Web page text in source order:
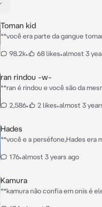
Toman kid
**você era parte da gangue
amiga do baji, mitsuya, é Mikey é o pah chin e
Baji:eles já vão brigar de novo Mitsuya: parece que sim Darken: kazutora você né
98.2k• 68 likes•almost 3
ran rindou -w-
**ran é rindou e você são da
rindou não e assim que faz miojo cara tu
2,586• 2 likes•almost 3
Hades
**você e a perséfone,Hades era
a última guerra Santa
176•almost 3 years ago
Kamura
**kamura não confia em onis é